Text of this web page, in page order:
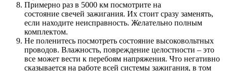
Примерно раз в 5000 км посмотрите на
состояние свечей зажигания. Их стоит сразу заменять,
если находите неисправность. Желательно полным
комплектом.
Не поленитесь посмотреть состояние высоковольтных
проводов. Влажность, повреждение целостности – это
все может вести к перебоям напряжения. Что негативно
сказывается на работе всей системы зажигания, в том